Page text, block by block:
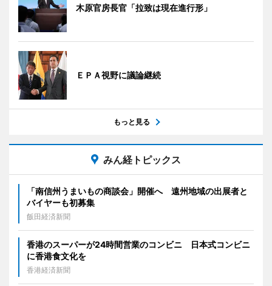
木原官房長官「拉致は現在進行形」
ＥＰＡ視野に議論継続
もっと見る
みん経トピックス
「南信州うまいもの商談会」開催へ 遠州地域の出展者と
バイヤーも初募集
飯田経済新聞
香港のスーパーが24時間営業のコンビニ 日本式コンビニ
に香港食文化を
香港経済新聞